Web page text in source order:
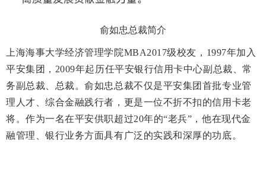
俞如忠总裁简介
上海海事大学经济管理学院MBA2017级校友 ，1997年加入
平安集团，2009年起历任平安银行信用卡中心副总裁、常
务副总裁、总裁。俞如忠总裁不仅是平安集团首批专业管
理人才、综合金融践行者，更是一位不折不扣的信用卡老
将。作为一名在平安供职超过20年的“老兵”，他在现代金
融管理、银行业务方面具有广泛的实践和深厚的功底。